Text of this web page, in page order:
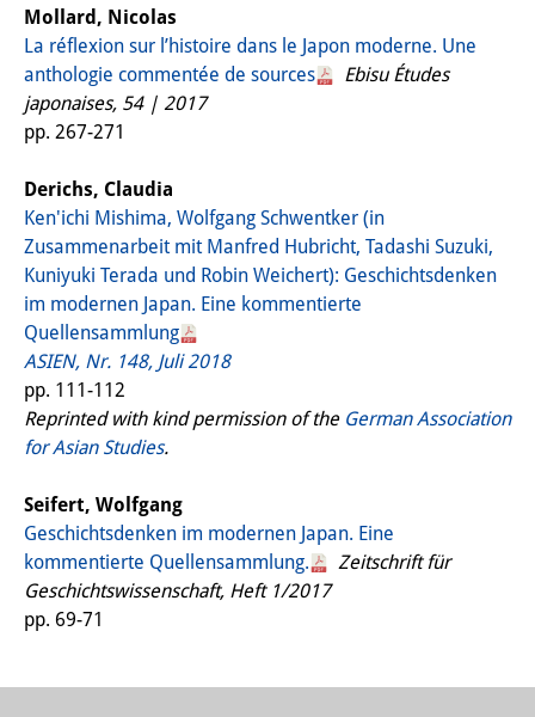
DIJ Newsletter
DIJ Videos
Miscellanea
Podcasts
Former Publication Series
Library
The Library is open to the public.
Please contact us in advance.
Information
Bandō Collection
Trilingual Glossary of Demographic
Terminology
Mollard, Nicolas
La réflexion sur l’histoire dans le Japon moderne. Une
anthologie commentée de sources
Ebisu Études
japonaises, 54 | 2017
pp. 267-271
Derichs, Claudia
Ken'ichi Mishima, Wolfgang Schwentker (in
Zusammenarbeit mit Manfred Hubricht, Tadashi Suzuki,
Kuniyuki Terada und Robin Weichert): Geschichtsdenken
im modernen Japan. Eine kommentierte
Quellensammlung
ASIEN, Nr. 148, Juli 2018
pp. 111-112
Reprinted with kind permission of the German Association
for Asian Studies.
Seifert, Wolfgang
Geschichtsdenken im modernen Japan. Eine
kommentierte Quellensammlung.
Zeitschrift für
Geschichtswissenschaft, Heft 1/2017
pp. 69-71